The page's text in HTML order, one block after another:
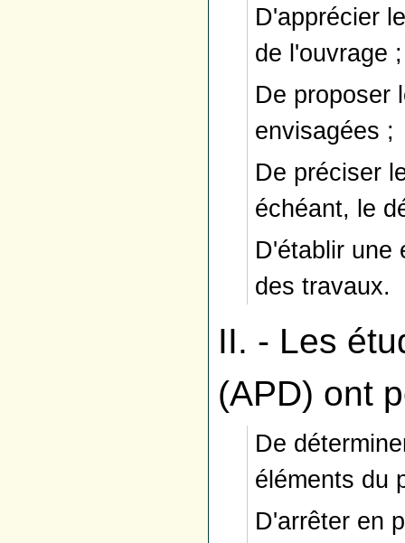
D'apprécier
de l'ouvrage ;
De proposer
envisagées ;
De préciser
échéant, le
D'établir une
des travaux.
II. - Les
(APD) ont
De
éléments du
D'arrêter en